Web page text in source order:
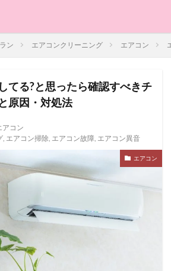
ン エアコンクリーニング エアコン
てる?と思ったら確認すべきチ
原因・対処法
アコン
, エアコン掃除, エアコン故障, エアコン異音
エアコン